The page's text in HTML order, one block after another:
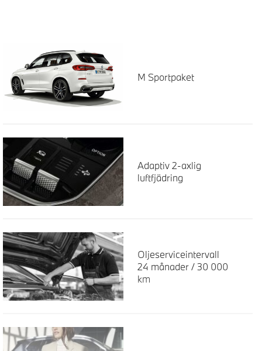
M Sportpaket
Adaptiv 2-axlig
luftfjädring
Oljeserviceintervall
24 månader / 30 000
km